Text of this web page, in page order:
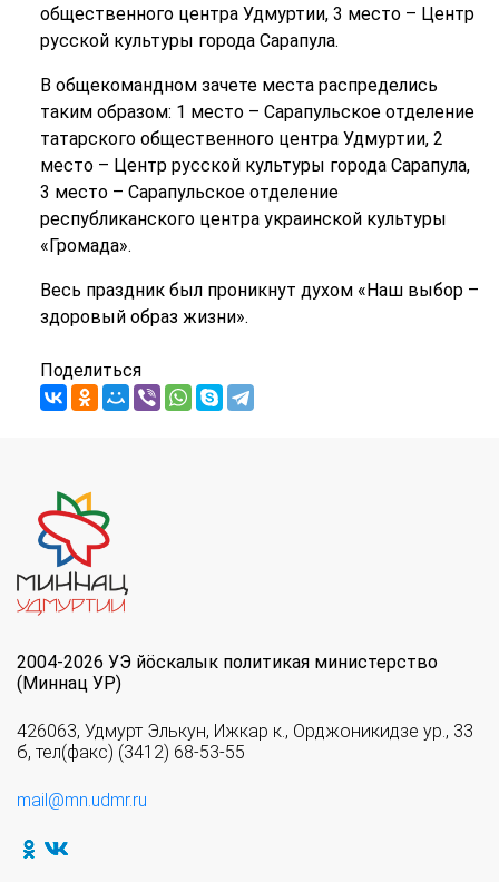
общественного центра Удмуртии, 3 место – Центр
русской культуры города Сарапула.
В общекомандном зачете места распределись
таким образом: 1 место – Сарапульское отделение
татарского общественного центра Удмуртии, 2
место – Центр русской культуры города Сарапула,
3 место – Сарапульское отделение
республиканского центра украинской культуры
«Громада».
Весь праздник был проникнут духом «Наш выбор –
здоровый образ жизни».
Поделиться
2004-2026 УЭ йöскалык политикая министерство
(Миннац УР)
426063, Удмурт Элькун, Ижкар к., Орджоникидзе ур., 33
б, тел(факс) (3412) 68-53-55
mail@mn.udmr.ru